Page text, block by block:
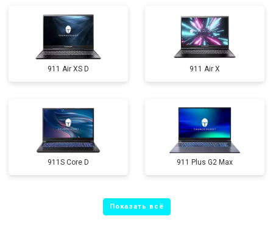
911 Air XS D 911 Air X
911S Core D 911 Plus G2 Max